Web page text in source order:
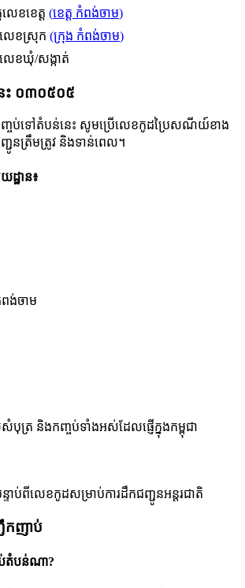
លេខខេត្ត (ខេត្ត កំពង់ចាម)
លេខស្រុក (ក្រុង កំពង់ចាម)
លេខឃុំ/សង្កាត់
ះ ០៣០៥០៥
ញ្ចប់ទៅតំបន់នេះ សូមប្រើលេខកូដប្រៃសណីយ៍ខាង
ជូនត្រឹមត្រូវ និងទាន់ពេល។
ឋាន៖
ពង់ចាម
ត្រ និងកញ្ចប់ទាំងអស់ដែលផ្ញើក្នុងកម្ពុជា
ទាប់ពីលេខកូដសម្រាប់ការដឹកជញ្ជូនអន្តរជាតិ
កញាប់
តំបន់ណា?